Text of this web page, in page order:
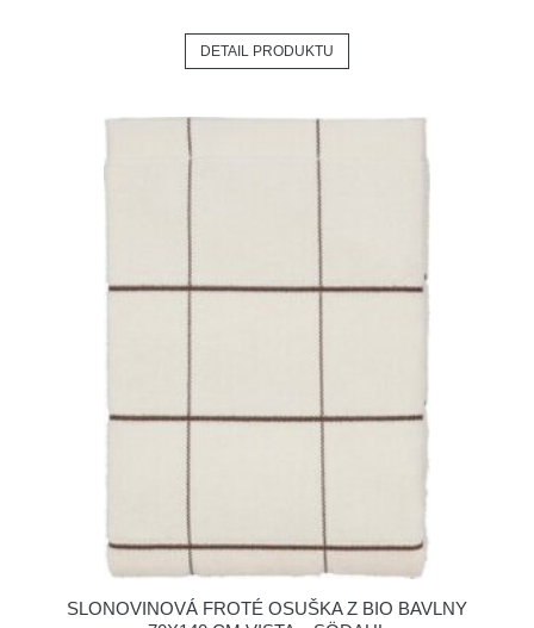
DETAIL PRODUKTU
SLONOVINOVÁ FROTÉ OSUŠKA Z BIO BAVLNY